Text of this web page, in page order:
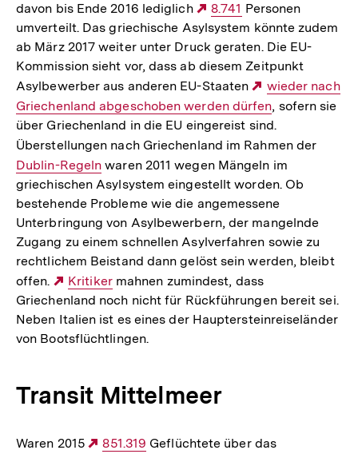
davon bis Ende 2016 lediglich
Externer
Link:
8.741 Personen
umverteilt. Das griechische Asylsystem könnte zudem
ab März 2017 weiter unter Druck geraten. Die EU-
Kommission sieht vor, dass ab diesem Zeitpunkt
Asylbewerber aus anderen EU-Staaten
Externer
Link:
wieder nach
Griechenland abgeschoben werden dürfen, sofern sie
über Griechenland in die EU eingereist sind.
Überstellungen nach Griechenland im Rahmen der
Dublin-Regeln waren 2011 wegen Mängeln im
griechischen Asylsystem eingestellt worden. Ob
bestehende Probleme wie die angemessene
Unterbringung von Asylbewerbern, der mangelnde
Zugang zu einem schnellen Asylverfahren sowie zu
rechtlichem Beistand dann gelöst sein werden, bleibt
offen.
Externer
Link:
Kritikermahnen zumindest, dass
Griechenland noch nicht für Rückführungen bereit sei.
Neben Italien ist es eines der Hauptersteinreiseländer
von Bootsflüchtlingen.
Transit Mittelmeer
Waren 2015
Externer
851.319 Geflüchtete über das